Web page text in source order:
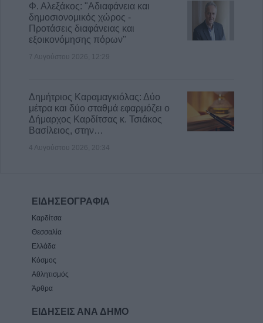
Φ. Αλεξάκος: "Αδιαφάνεια και
δημοσιονομικός χώρος -
Προτάσεις διαφάνειας και
εξοικονόμησης πόρων"
7 Αυγούστου 2026, 12:29
Δημήτριος Καραμαγκιόλας: Δύο
μέτρα και δύο σταθμά εφαρμόζει ο
Δήμαρχος Καρδίτσας κ. Τσιάκος
Βασίλειος, στην…
4 Αυγούστου 2026, 20:34
ΕΙΔΗΣΕΟΓΡΑΦΙΑ
Καρδίτσα
Θεσσαλία
Ελλάδα
Κόσμος
Αθλητισμός
Άρθρα
ΕΙΔΗΣΕΙΣ ΑΝΑ ΔΗΜΟ